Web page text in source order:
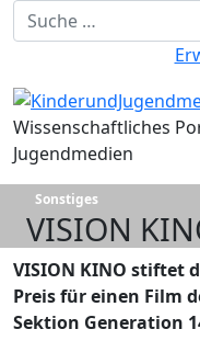
Wissenschaftliches
Jugendmedien
Sonstiges
VISION
VISION KINO stiftet
Preis für einen Film
Sektion Generation